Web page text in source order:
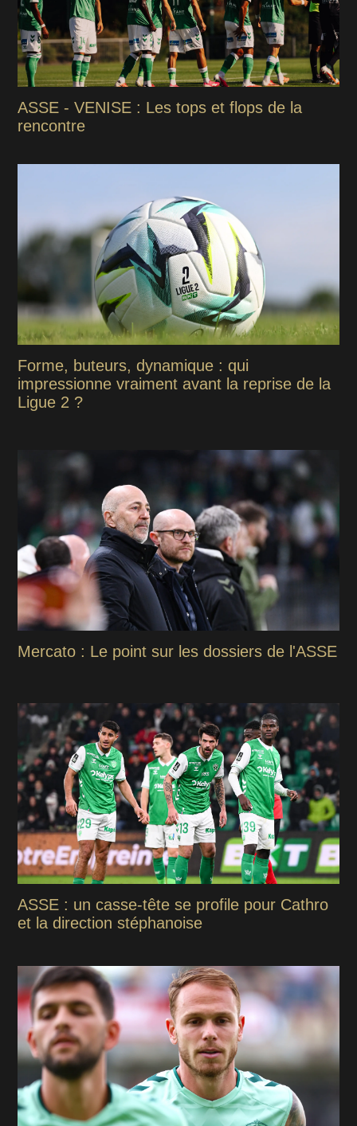
ASSE - VENISE : Les tops et flops de la
rencontre
Forme, buteurs, dynamique : qui
impressionne vraiment avant la reprise de la
Ligue 2 ?
Mercato : Le point sur les dossiers de l'ASSE
ASSE : un casse-tête se profile pour Cathro
et la direction stéphanoise